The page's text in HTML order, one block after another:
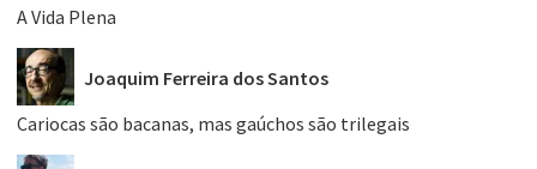
A Vida Plena
Joaquim Ferreira dos Santos
Cariocas são bacanas, mas gaúchos são trilegais